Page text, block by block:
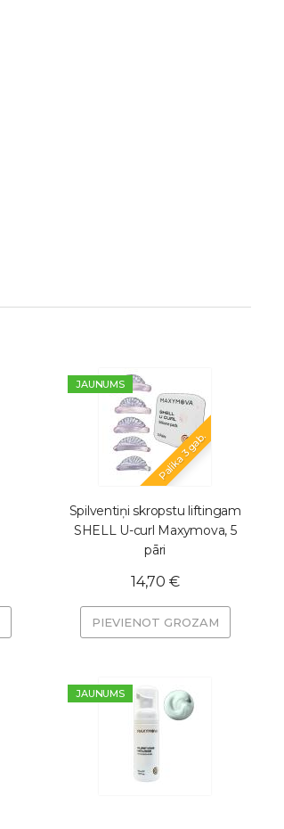
JAUNUMS
Palika 3 gab.
Spilventiņi skropstu liftingam
SHELL U-curl Maxymova, 5
pāri
14,70 €
PIEVIENOT GROZAM
JAUNUMS